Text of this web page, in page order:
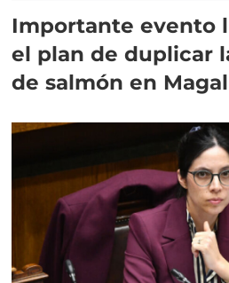
Importante evento
el plan de duplicar
de salmón en